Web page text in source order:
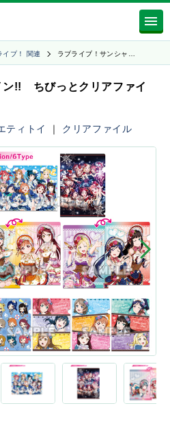
イブ！ 関連 ラブライブ！サンシャ…
ン!! ちびっとクリアファイ
ティトイ ｜ クリアファイル